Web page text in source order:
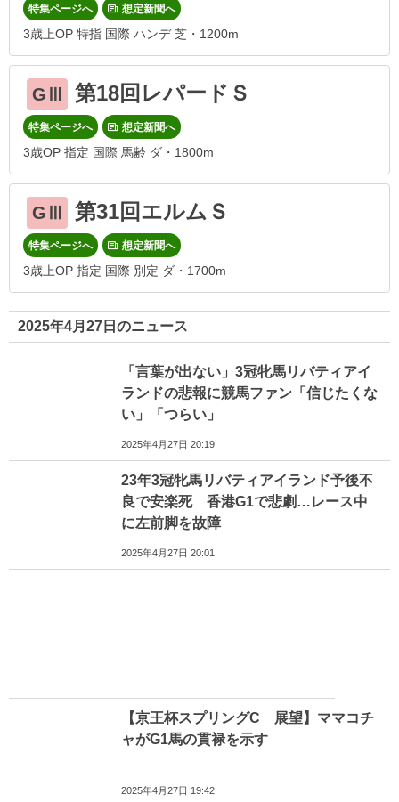
特集ページへ 想定新聞へ
3歳上OP 特指 国際 ハンデ 芝・1200m
GⅢ 第18回レパードＳ
特集ページへ 想定新聞へ
3歳OP 指定 国際 馬齢 ダ・1800m
GⅢ 第31回エルムＳ
特集ページへ 想定新聞へ
3歳上OP 指定 国際 別定 ダ・1700m
2025年4月27日のニュース
「言葉が出ない」3冠牝馬リバティアイ
ランドの悲報に競馬ファン「信じたくな
い」「つらい」
2025年4月27日 20:19
23年3冠牝馬リバティアイランド予後不
良で安楽死 香港G1で悲劇…レース中
に左前脚を故障
2025年4月27日 20:01
【京王杯スプリングC 展望】ママコチ
ャがG1馬の貫禄を示す
2025年4月27日 19:42